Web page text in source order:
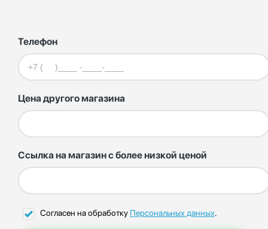
Телефон
Цена другого магазина
Ссылка на магазин с более низкой ценой
Согласен на обработку Персональных данных.